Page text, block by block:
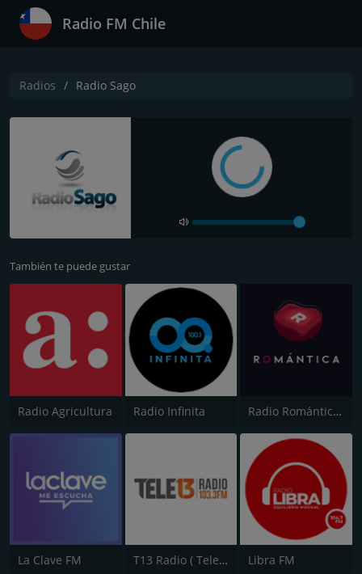
Radio FM Chile
Radios Radio Sago
También te puede gustar
Radio Agricultura Radio Infinita Radio Romántica FM
La Clave FM T13 Radio ( Tele 13 ) Libra FM